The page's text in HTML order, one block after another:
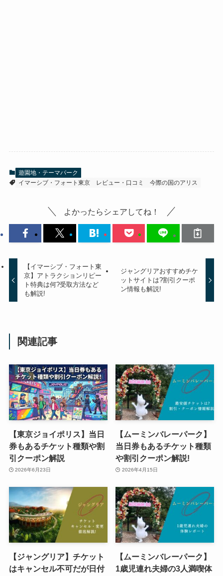
遊園地・テーマパーク
イマーシブ・フォート東京
レビュー・口コミ 今際の国のアリス
よかったらシェアしてね！
【イマーシブ・フォート東
京】アトラクションリピー
ト特典は何?受取方法など
も解説!
ジャングリアおすすめチケ
ットサイトは?割引クーポ
ン情報も解説!
関連記事
【東京ジョイポリス】当日
券もあるチケット種類や割
引クーポン解説
2026年6月23日
【ムーミンバレーパーク】
当日券もあるチケット種類
や割引クーポン解説!
2026年4月15日
【ジャングリア】チケット
はキャンセル不可だが日付
【ムーミンバレーパーク】
1歳児連れ夫婦の3人満喫体